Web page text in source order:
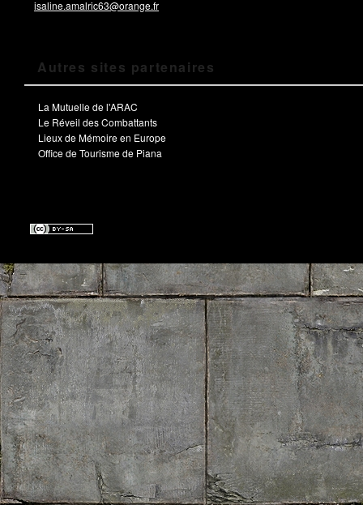
isaline.amalric63@orange.fr
Autres sites partenaires
La Mutuelle de l'ARAC
Le Réveil des Combattants
Lieux de Mémoire en Europe
Office de Tourisme de Piana